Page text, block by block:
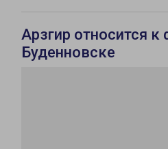
Арзгир относится к
Буденновске